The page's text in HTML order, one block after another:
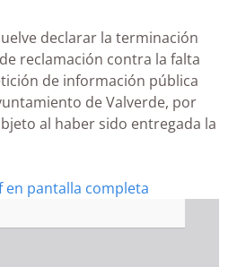
declarar la terminación
reclamación contra la falta
de información pública
de Valverde, por
al haber sido entregada la
pantalla completa